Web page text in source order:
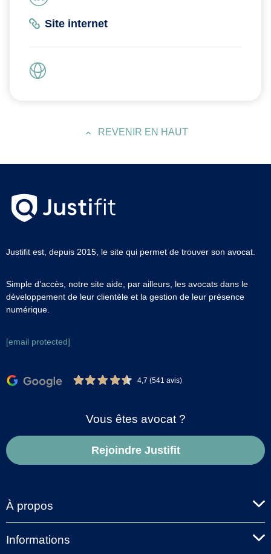
Site internet
REVENIR EN HAUT
Justifit est, depuis 2015, le site qui permet de trouver son avocat.
Simple d’accès, notre site aide, par ailleurs, les avocats dans le
développement de leur clientèle et la gestion de leur présence
numérique.
[email protected]
4,7 (541 avis)
Vous êtes avocat ?
Rejoindre Justifit
À propos
Informations